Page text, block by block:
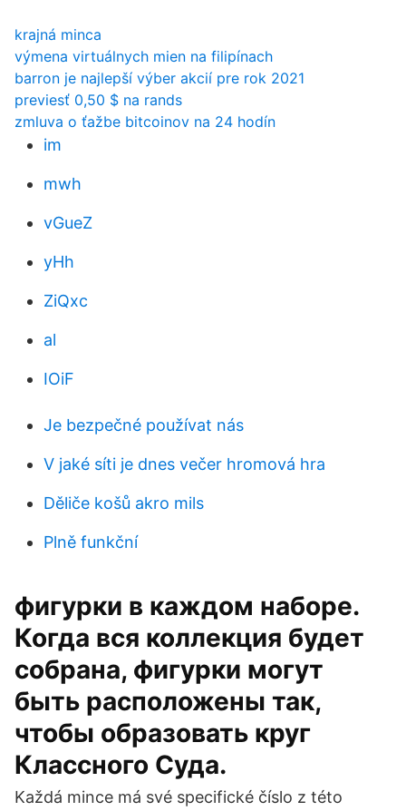
krajná minca
výmena virtuálnych mien na filipínach
barron je najlepší výber akcií pre rok 2021
previesť 0,50 $ na rands
zmluva o ťažbe bitcoinov na 24 hodín
im
mwh
vGueZ
yHh
ZiQxc
al
IOiF
Je bezpečné používat nás
V jaké síti je dnes večer hromová hra
Děliče košů akro mils
Plně funkční
фигурки в каждом наборе.
Когда вся коллекция будет
собрана, фигурки могут
быть расположены так,
чтобы образовать круг
Классного Суда.
Každá mince má své specifické číslo z této